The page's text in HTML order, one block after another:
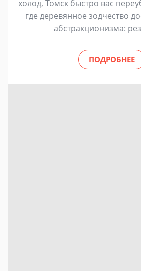
холод, Томск быстро вас
где деревянное зодчество
абстракционизма:
ПОДРОБНЕЕ